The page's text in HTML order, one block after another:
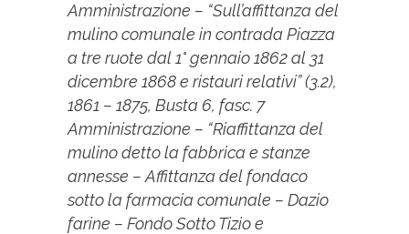
Amministrazione – “Sull’affittanza del
mulino comunale in contrada Piazza
a tre ruote dal 1° gennaio 1862 al 31
dicembre 1868 e ristauri relativi” (3.2),
1861 – 1875, Busta 6, fasc. 7
Amministrazione – “Riaffittanza del
mulino detto la fabbrica e stanze
annesse – Affittanza del fondaco
sotto la farmacia comunale – Dazio
farine – Fondo Sotto Tizio e